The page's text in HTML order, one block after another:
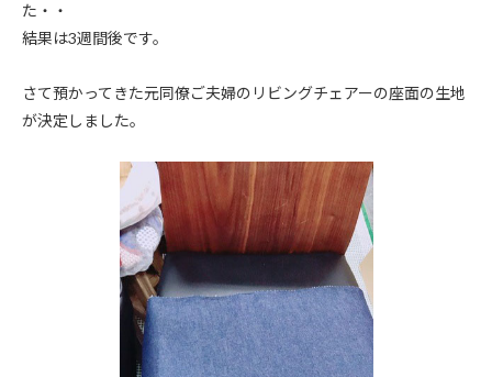
た・・
結果は3週間後です。
さて預かってきた元同僚ご夫婦のリビングチェアーの座面の生地
が決定しました。